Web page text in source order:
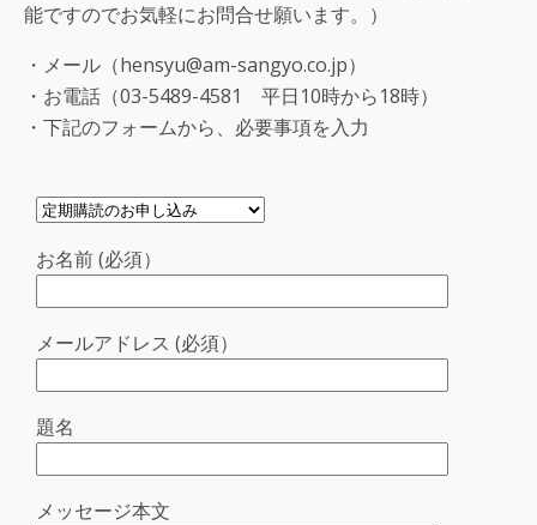
能ですのでお気軽にお問合せ願います。）
・メール（hensyu@am-sangyo.co.jp）
・お電話（03-5489-4581 平日10時から18時）
・下記のフォームから、必要事項を入力
お名前 (必須）
メールアドレス (必須）
題名
メッセージ本文